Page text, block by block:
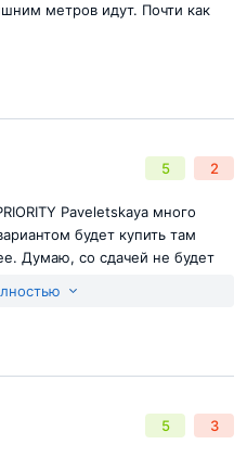
метров идут. Почти как
на сайте
5 2
Paveletskaya много
будет купить там
Думаю, со сдачей не будет
5 3